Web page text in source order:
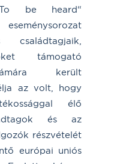
be heard“
családtagjaik,
támogató
került
az volt, hogy
élő
és az
részvételét
európai uniós